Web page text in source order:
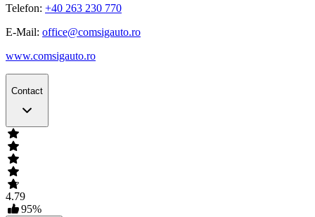
Telefon: +40 263 230 770
E-Mail: office@comsigauto.ro
www.comsigauto.ro
Contact
4.79
95%